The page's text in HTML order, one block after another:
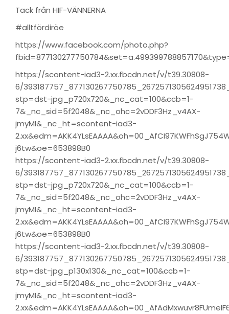
Tack från HIF-VÄNNERNA
#alltfördiröe
https://www.facebook.com/photo.php?
https://scontent-iad3-2.xx.fbcdn.net/v/t39.30808-
6/
stp=dst-jpg_p720x720&_nc_cat=100&ccb=1-
7&_nc_sid=5f2048&_nc_ohc=2vDDF3Hz_v4AX-
jmyMI&_nc_ht=scontent-iad3-
j6tw&oe=653898B0
https://scontent-iad3-2.xx.fbcdn.net/v/t39.30808-
6/
stp=dst-jpg_p720x720&_nc_cat=100&ccb=1-
7&_nc_sid=5f2048&_nc_ohc=2vDDF3Hz_v4AX-
jmyMI&_nc_ht=scontent-iad3-
j6tw&oe=653898B0
https://scontent-iad3-2.xx.fbcdn.net/v/t39.30808-
6/
stp=dst-jpg_p130x130&_nc_cat=100&ccb=1-
7&_nc_sid=5f2048&_nc_ohc=2vDDF3Hz_v4AX-
jmyMI&_nc_ht=scontent-iad3-